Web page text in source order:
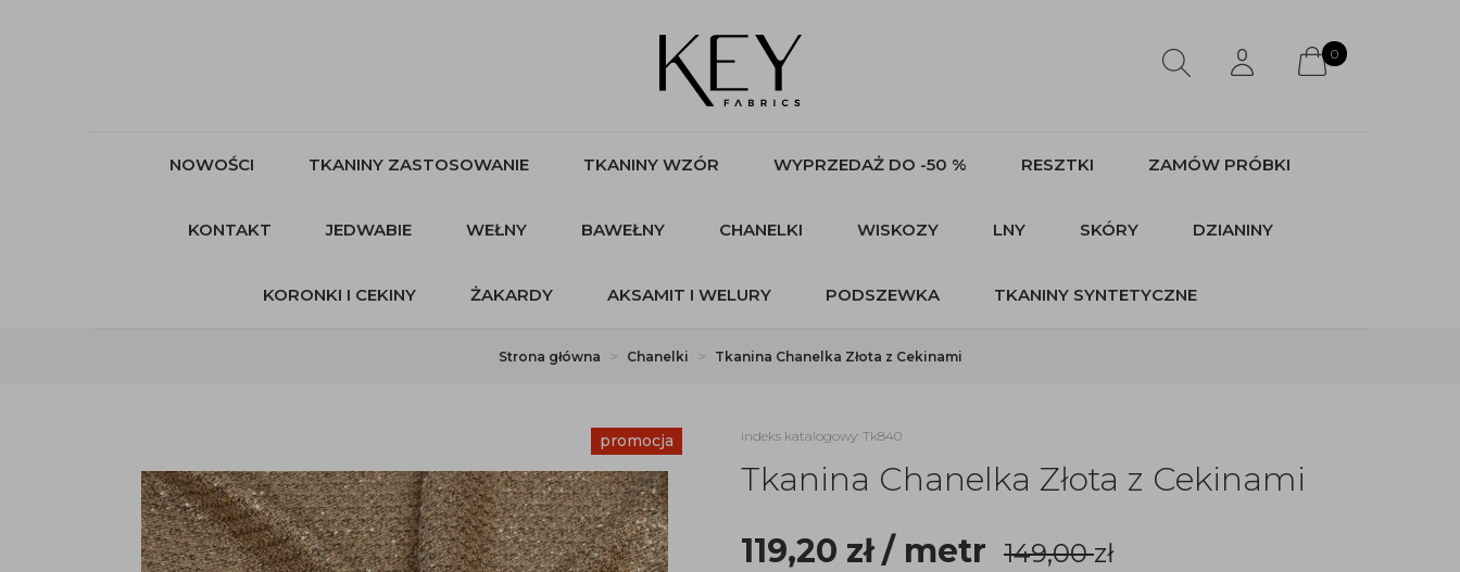
0
NOWOŚCI TKANINY ZASTOSOWANIE TKANINY WZÓR WYPRZEDAŻ DO -50 % RESZTKI ZAMÓW PRÓBKI
KONTAKT JEDWABIE WEŁNY BAWEŁNY CHANELKI WISKOZY LNY SKÓRY DZIANINY
KORONKI I CEKINY ŻAKARDY AKSAMIT I WELURY PODSZEWKA TKANINY SYNTETYCZNE
Strona główna Chanelki Tkanina Chanelka Złota z Cekinami
promocja indeks katalogowy: Tk840
Tkanina Chanelka Złota z Cekinami
119,20 zł/ metr 149,00zł